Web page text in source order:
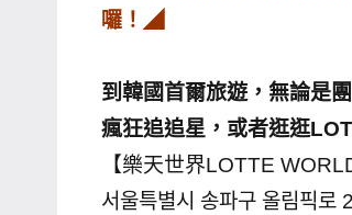
書
各
發
表
會
囉！◢
到韓國首爾旅遊，無論是
瘋狂追追星，或者逛逛
【樂天世界LOTTE
서울특별시 송파구 올림픽로